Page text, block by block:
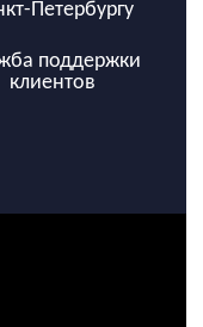
Петербургу
поддержки
клиентов